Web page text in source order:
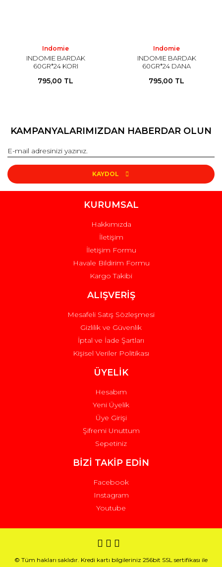
Indomie
INDOMIE BARDAK
60GR*24 KORI
795,00 TL
Indomie
INDOMIE BARDAK
60GR*24 DANA
795,00 TL
KAMPANYALARIMIZDAN HABERDAR OLUN
KAYDOL
KURUMSAL
Hakkımızda
İletişim
İletişim Formu
Havale Bildirim Formu
Kargo Takibi
ALIŞVERİŞ
Mesafeli Satış Sözleşmesi
Gizlilik ve Güvenlik
İptal ve İade Şartları
Kişisel Veriler Politikası
ÜYELİK
Hesabım
Yeni Üyelik
Üye Girişi
Şifremi Unuttum
Sepetiniz
BİZİ TAKİP EDİN
Facebook
Instagram
Youtube
© Tüm hakları saklıdır. Kredi kartı bilgileriniz 256bit SSL sertifikası ile